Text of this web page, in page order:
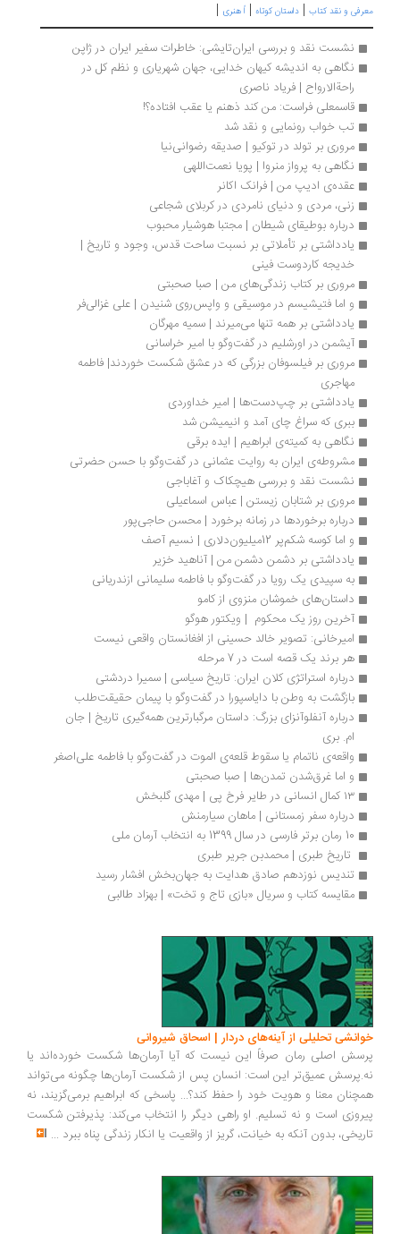
و نقد کتاب|داستان کوتاه|اُ هنری|
نشست نقد و بررسی ایران‌تایشی: خاطرات سفیر ایران در ژاپن
نگاهی به اندیشه‌ کیهان ‌خدایی، جهان ‌شهریاری و نظم کل در
راحةالارواح | فریاد ناصری
قاسمعلی فراست: من کند ذهنم یا عقب افتاده؟!
تب خواب رونمایی و نقد شد
مروری بر تولد در توکیو | صدیقه رضوانی‌نیا
نگاهی به پرواز منروا | پویا نعمت‌‌اللهی
عقده‌ی ادیپ من | فرانک اکانر
زنی، مردی و دنیای نامردی در کربلای شجاعی
درباره بوطیقای شیطان | مجتبا هوشیار محبوب
خدیجه کاردوست فینی
مروری بر کتاب زندگی‌های من | صبا صحبتی
و اما فتیشیسم در موسیقی و واپس‌روی شنیدن | علی غزالی‌فر
یادداشتی بر همه تنها می‌میرند | سمیه مهرگان
آیشمن در اورشلیم در گفت‌وگو با امیر خراسانی
مروری بر فیلسوفان بزرگی که در عشق شکست خوردند| فاطمه
یادداشتی بر چپ‌دست‌‌ها | امیر خداوردی
ببری که سراغ چای آمد و انیمیشن شد
نگاهی به کمیته‌ی ابراهیم | ایده برقی
مشروطه‌ی ایران به روایت عثمانی در گفت‌وگو با حسن حضرتی
نشست نقد و بررسی هیچکاک و آغاباجی
مروری بر شتابان زیستن | عباس اسماعیلی
درباره برخوردها در زمانه برخورد | محسن حاجی‌پور
و اما کوسه شکم‌پر 12‌میلیون‌دلاری | نسیم آصف
یادداشتی بر دشمن دشمن من | آناهید خزیر
به سپیدی یک رویا در گفت‌وگو با فاطمه سلیمانی ازندریانی
داستا‌ن‌های خموشان منزوی از کامو
آخرین روز یک محکوم  | ویکتور هوگو
امیرخانی: تصویر خالد حسینی از افغانستان واقعی نیست
هر برند یک قصه است در 7 مرحله
درباره استراتژی کلان ایران: تاریخ سیاسی | سمیرا دردشتی
بازگشت به وطن با دایاسپورا در گفت‌وگو با پیمان حقیقت‌طلب
درباره آنفلوآنزای بزرگ: داستان مرگبارترین همه‌گیری تاریخ | جان
واقعه‌ی ناتمام یا سقوط قلعه‌ی الموت در گفت‌وگو با فاطمه علی‌اصغر
و اما غرق‌شدن تمدن‌ها | صبا صحبتی
درباره سفر زمستانی | ماهان سیارمنش
تاریخ طبری | محمدبن جریر طبری
تندیس نوزدهم صادق هدایت به جهان‌بخش افشار رسید
مقایسه کتاب و سریال «بازی تاج و تخت» | بهزاد طالبی
تحلیلی از آینه‌های دردار | اسحاق شیروانی
اصلی رمان صرفاً این نیست که آیا آرمان‌ها شکست خورده‌اند یا
عمیق‌تر این است: انسان پس از شکست آرمان‌ها چگونه می‌تواند
معنا و هویت خود را حفظ کند؟... پاسخی که ابراهیم برمی‌گزیند، نه
است و نه تسلیم. او راهی دیگر را انتخاب می‌کند: پذیرفتن شکست
بدون آنکه به خیانت، گریز از واقعیت یا انکار زندگی پناه ببرد...